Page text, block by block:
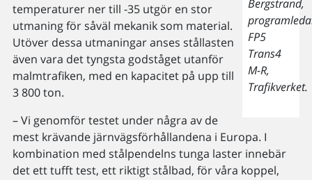
Bergstrand,
FP5
Trans4
M-R,
Trafikverket.
temperaturer ner till -35 utgör en stor
utmaning för såväl mekanik som material.
Utöver dessa utmaningar anses stållasten
även vara det tyngsta godståget utanför
malmtrafiken, med en kapacitet på upp till
3 800 ton.
– Vi genomför testet under några av de
mest krävande järnvägsförhållandena i Europa. I
kombination med stålpendelns tunga laster innebär
det ett tufft test, ett riktigt stålbad, för våra koppel,